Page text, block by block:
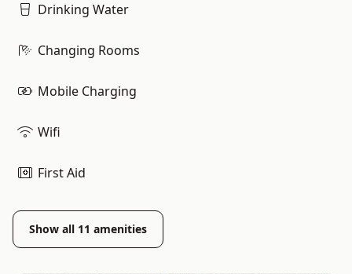
Drinking Water
Changing Rooms
Mobile Charging
Wifi
First Aid
Show all 11 amenities